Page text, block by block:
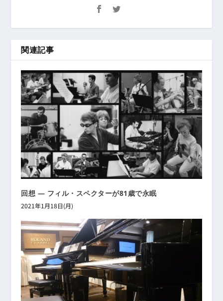
関連記事
回想 ― フィル・スペクターが81歳で永眠
2021年1月18日(月)